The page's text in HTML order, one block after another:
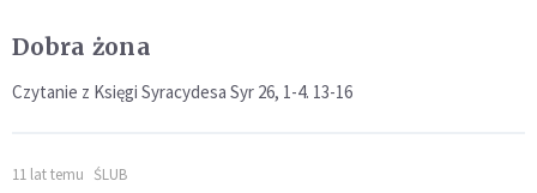
Dobra żona
Czytanie z Księgi Syracydesa Syr 26, 1-4. 13-16
11 lat temu ŚLUB